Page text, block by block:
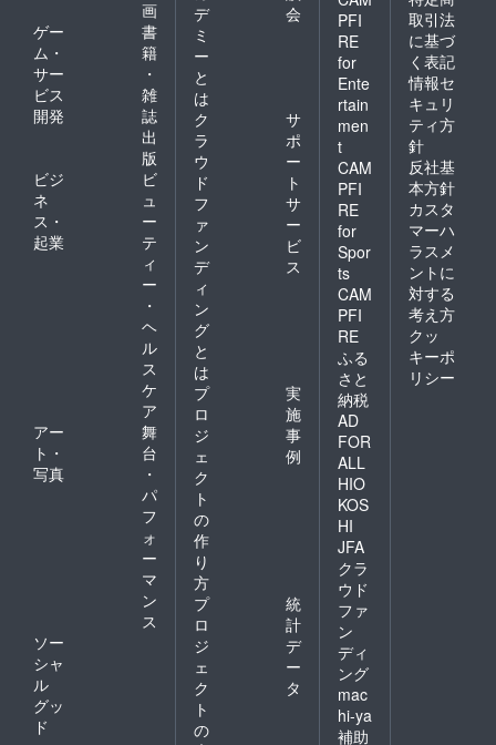
画
ゲー
ム・
サー
ビス
開発
書
籍
・
雑
誌
出
版
ビジ
ネ
ス・
起業
ビ
ュ
ー
テ
ィ
ー
・
ヘ
ル
ス
ケ
ア
アー
ト・
写真
舞
台
・
パ
フ
ォ
ー
マ
ン
ス
ソー
シャ
ル
グッ
ド
デ
ミ
ー
と
は
会
ク
ラ
ウ
ド
フ
ァ
ン
デ
ィ
ン
グ
と
は
サ
ポ
ー
ト
サ
ー
ビ
ス
プ
ロ
ジ
ェ
ク
ト
の
作
り
方
実
施
事
例
プ
ロ
ジ
ェ
ク
ト
の
統
計
デ
ー
タ
PFI
RE
for
Ente
rtain
men
t
CAM
PFI
RE
for
Spor
ts
CAM
PFI
RE
ふる
さと
納税
AD
FOR
ALL
HIO
KOS
HI
JFA
クラ
ウド
ファ
ン
ディ
ング
mac
hi-ya
補助
取引法
に基づ
く表記
情報セ
キュリ
ティ方
針
反社基
本方針
カスタ
マーハ
ラスメ
ントに
対する
考え方
クッ
キーポ
リシー